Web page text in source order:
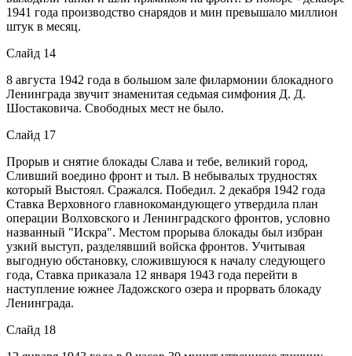
1941 года производство снарядов и мин превышало миллион
штук в месяц.
Слайд 14
8 августа 1942 года в большом зале филармонии блокадного
Ленинграда звучит знаменитая седьмая симфония Д. Д.
Шостаковича. Свободных мест не было.
Слайд 17
Прорыв и снятие блокады Слава и тебе, великий город,
Сливший воедино фронт и тыл. В небывалых трудностях
который Выстоял. Сражался. Победил. 2 декабря 1942 года
Ставка Верховного главнокомандующего утвердила план
операции Волховского и Ленинградского фронтов, условно
названный "Искра". Местом прорыва блокады был избран
узкий выступ, разделявший войска фронтов. Учитывая
выгодную обстановку, сложившуюся к началу следующего
года, Ставка приказала 12 января 1943 года перейти в
наступление южнее Ладожского озера и прорвать блокаду
Ленинграда.
Слайд 18